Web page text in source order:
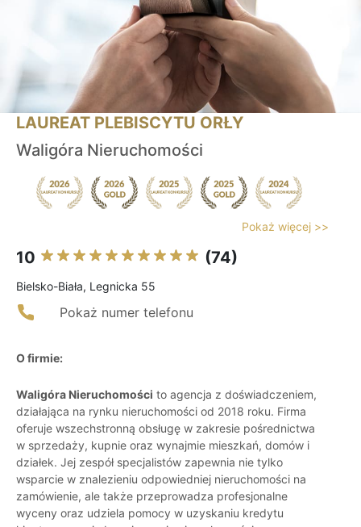
LAUREAT PLEBISCYTU ORŁY
Waligóra Nieruchomości
Pokaż więcej >>
10 (74)
Bielsko-Biała, Legnicka 55
Pokaż numer telefonu
O firmie:
Waligóra Nieruchomości to agencja z doświadczeniem,
działająca na rynku nieruchomości od 2018 roku. Firma
oferuje wszechstronną obsługę w zakresie pośrednictwa
w sprzedaży, kupnie oraz wynajmie mieszkań, domów i
działek. Jej zespół specjalistów zapewnia nie tylko
wsparcie w znalezieniu odpowiedniej nieruchomości na
zamówienie, ale także przeprowadza profesjonalne
wyceny oraz udziela pomocy w uzyskaniu kredytu